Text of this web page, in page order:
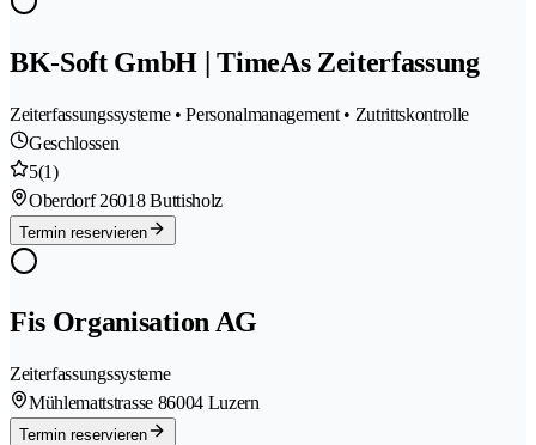
BK-Soft GmbH | TimeAs Zeiterfassung
Zeiterfassungssysteme • Personalmanagement • Zutrittskontrolle
Geschlossen
5(1)
Oberdorf 26018 Buttisholz
Termin reservieren
Fis Organisation AG
Zeiterfassungssysteme
Mühlemattstrasse 86004 Luzern
Termin reservieren